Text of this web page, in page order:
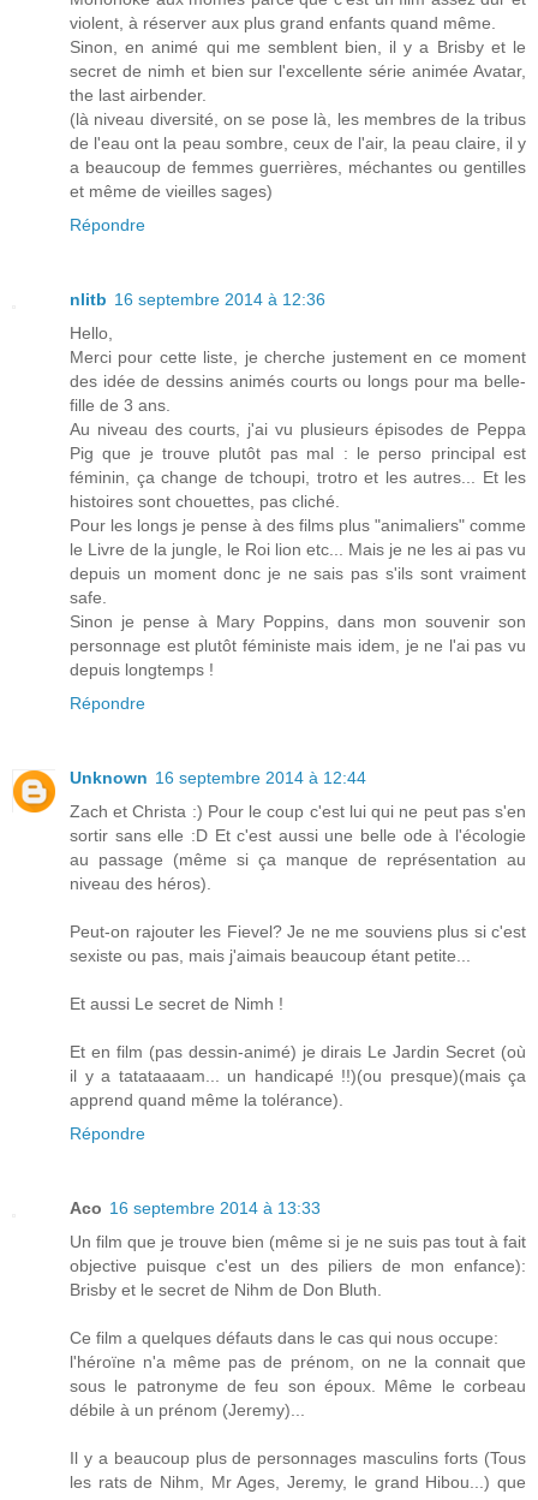
violent, à réserver aux plus grand enfants quand même.
Sinon, en animé qui me semblent bien, il y a Brisby et le
secret de nimh et bien sur l'excellente série animée Avatar,
the last airbender.
(là niveau diversité, on se pose là, les membres de la tribus
de l'eau ont la peau sombre, ceux de l'air, la peau claire, il y
a beaucoup de femmes guerrières, méchantes ou gentilles
et même de vieilles sages)
Répondre
nlitb 16 septembre 2014 à 12:36
Hello,
Merci pour cette liste, je cherche justement en ce moment
des idée de dessins animés courts ou longs pour ma belle-
fille de 3 ans.
Au niveau des courts, j'ai vu plusieurs épisodes de Peppa
Pig que je trouve plutôt pas mal : le perso principal est
féminin, ça change de tchoupi, trotro et les autres... Et les
histoires sont chouettes, pas cliché.
Pour les longs je pense à des films plus "animaliers" comme
le Livre de la jungle, le Roi lion etc... Mais je ne les ai pas vu
depuis un moment donc je ne sais pas s'ils sont vraiment
safe.
Sinon je pense à Mary Poppins, dans mon souvenir son
personnage est plutôt féministe mais idem, je ne l'ai pas vu
depuis longtemps !
Répondre
Unknown 16 septembre 2014 à 12:44
Zach et Christa :) Pour le coup c'est lui qui ne peut pas s'en
sortir sans elle :D Et c'est aussi une belle ode à l'écologie
au passage (même si ça manque de représentation au
niveau des héros).
Peut-on rajouter les Fievel? Je ne me souviens plus si c'est
sexiste ou pas, mais j'aimais beaucoup étant petite...
Et aussi Le secret de Nimh !
Et en film (pas dessin-animé) je dirais Le Jardin Secret (où
il y a tatataaaam... un handicapé !!)(ou presque)(mais ça
apprend quand même la tolérance).
Répondre
Aco 16 septembre 2014 à 13:33
Un film que je trouve bien (même si je ne suis pas tout à fait
objective puisque c'est un des piliers de mon enfance):
Brisby et le secret de Nihm de Don Bluth.
Ce film a quelques défauts dans le cas qui nous occupe:
l'héroïne n'a même pas de prénom, on ne la connait que
sous le patronyme de feu son époux. Même le corbeau
débile à un prénom (Jeremy)...
Il y a beaucoup plus de personnages masculins forts (Tous
les rats de Nihm, Mr Ages, Jeremy, le grand Hibou...) que